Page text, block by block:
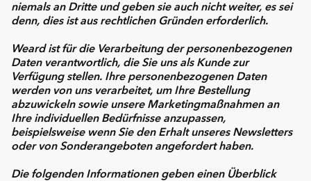
niemals an Dritte und geben sie auch nicht weiter, es sei
denn, dies ist aus rechtlichen Gründen erforderlich.
Weard ist für die Verarbeitung der personenbezogenen
Daten verantwortlich, die Sie uns als Kunde zur
Verfügung stellen. Ihre personenbezogenen Daten
werden von uns verarbeitet, um Ihre Bestellung
abzuwickeln sowie unsere Marketingmaßnahmen an
Ihre individuellen Bedürfnisse anzupassen,
beispielsweise wenn Sie den Erhalt unseres Newsletters
oder von Sonderangeboten angefordert haben.
Die folgenden Informationen geben einen Überblick